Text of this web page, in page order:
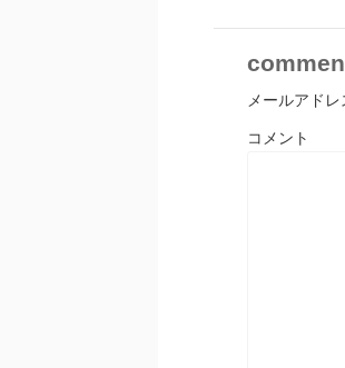
メールアド
コメント